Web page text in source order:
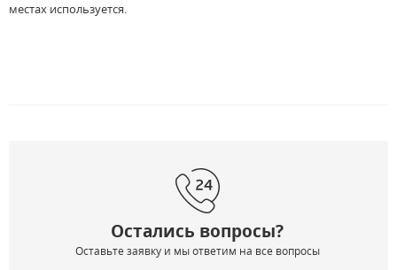
местах используется.
Остались вопросы?
Оставьте заявку и мы ответим на все вопросы